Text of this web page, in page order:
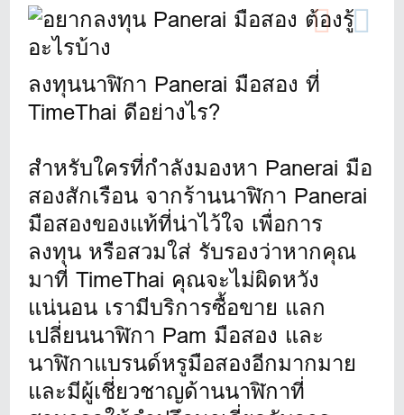
ลงทุนนาฬิกา Panerai มือสอง ที่
TimeThai ดีอย่างไร?
สำหรับใครที่กำลังมองหา Panerai มือ
สองสักเรือน จากร้านนาฬิกา Panerai
มือสองของแท้ที่น่าไว้ใจ เพื่อการ
ลงทุน หรือสวมใส่ รับรองว่าหากคุณ
มาที่ TimeThai คุณจะไม่ผิดหวัง
แน่นอน เรามีบริการซื้อขาย แลก
เปลี่ยนนาฬิกา Pam มือสอง และ
นาฬิกาแบรนด์หรูมือสองอีกมากมาย
และมีผู้เชี่ยวชาญด้านนาฬิกาที่